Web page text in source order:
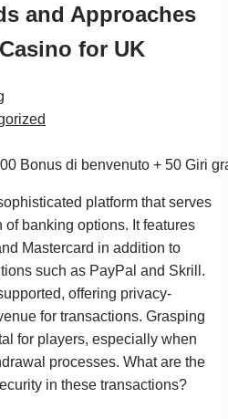
and Approaches
for UK
platform that serves
banking options. It features
Mastercard in addition to
such as PayPal and Skrill.
offering privacy-
for transactions. Grasping
for players, especially when
processes. What are the
in these transactions?